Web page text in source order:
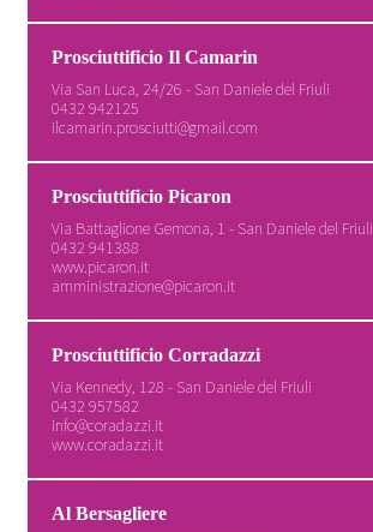
Prosciuttificio Il Camarin
Via San Luca, 24/26 - San Daniele del Friuli
0432 942125
ilcamarin.prosciutti@gmail.com
Prosciuttificio Picaron
Via Battaglione Gemona, 1 - San Daniele del Friuli
0432 941388
www.picaron.it
amministrazione@picaron.it
Prosciuttificio Corradazzi
Via Kennedy, 128 - San Daniele del Friuli
0432 957582
info@coradazzi.it
www.coradazzi.it
Al Bersagliere